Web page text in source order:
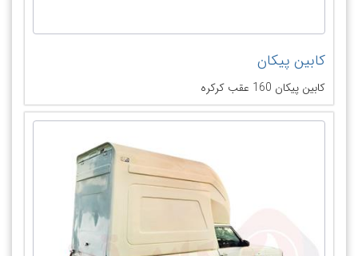
کابین پیکان
کابین پیکان 160 عقب کرکره